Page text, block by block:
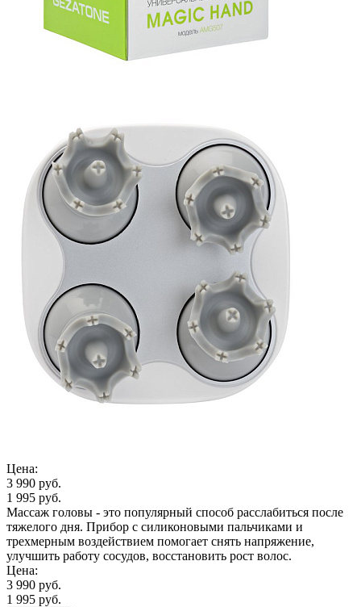
Цена:
3 990 руб.
1 995 руб.
Массаж головы - это популярный способ расслабиться после
тяжелого дня. Прибор с силиконовыми пальчиками и
трехмерным воздействием помогает снять напряжение,
улучшить работу сосудов, восстановить рост волос.
Цена:
3 990 руб.
1 995 руб.